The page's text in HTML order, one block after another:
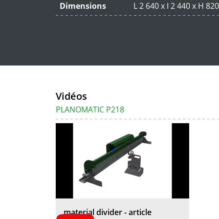
Dimensions
L 2 640 x I 2 440 x H
Vidéos
PLANOMATIC P218
material divider - article